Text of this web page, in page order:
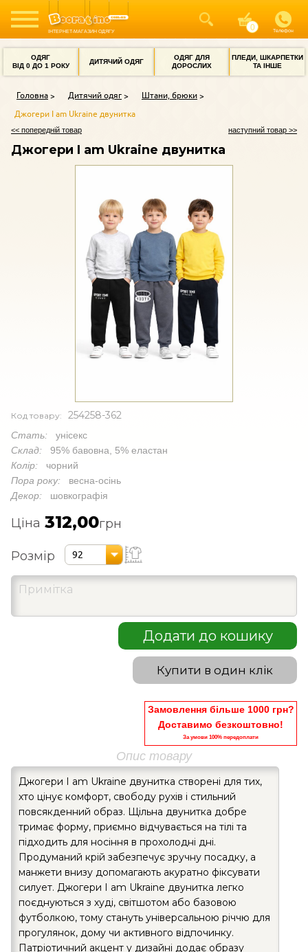
ІНТЕРНЕТ-МАГАЗИН ОДЯГУ Телефон
ОДЯГ
ВІД 0 ДО 1 РОКУ
ДИТЯЧИЙ ОДЯГ
ОДЯГ ДЛЯ
ДОРОСЛИХ
ПЛЕДИ, ШКАРПЕТКИ
ТА ІНШЕ
Головна Дитячий одяг
Штани, брюки
Джогери I am Ukraine двунитка
<< попередній товар наступний товар >>
Джогери I am Ukraine двунитка
Код товару: 254258-362
Стать: унісекс
Склад: 95% бавовна, 5% еластан
Колір: чорний
Пора року: весна-осінь
Декор: шовкографія
Ціна 312,00грн
Розмір 92
Додати до кошику
Купити в один клік
Замовлення більше 1000 грн?
Доставимо безкоштовно!
За умови 100% передоплати
Опис товару
Джогери I am Ukraine двунитка створені для тих,
хто цінує комфорт, свободу рухів і стильний
повсякденний образ. Щільна двунитка добре
тримає форму, приємно відчувається на тілі та
підходить для носіння в прохолодні дні.
Продуманий крій забезпечує зручну посадку, а
манжети внизу допомагають акуратно фіксувати
силует. Джогери I am Ukraine двунитка легко
поєднуються з худі, світшотом або базовою
футболкою, тому стануть універсальною річчю для
прогулянок, дому чи активного відпочинку.
Патріотичний акцент у дизайні додає образу